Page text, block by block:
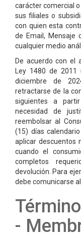
carácter comercial
sus filiales o
con quien esta
de Email, Mensaje
cualquier medio
De acuerdo con el
Ley 1480 de
diciembre de
retractarse de la
siguientes a
necesidad de
reembolsar al
(15) días
aplicar descuentos
cuando el
completos
devolución. Para
debe comunicarse
-